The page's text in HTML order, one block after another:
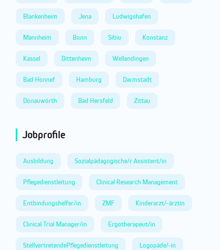
Blankenheim Jena Ludwigshafen
Mannheim Bonn Sibiu Konstanz
Kassel Dittenheim Wellendingen
Bad Honnef Hamburg Darmstadt
Donauwörth Bad Hersfeld Zittau
Jobprofile
Ausbildung Sozialpädagogische/r Assistent/in
Pflegedienstleitung Clinical Research Management
Entbindungshelfer/in ZMF Kinderarzt/-ärztin
Clinical Trial Manager/in Ergotherapeut/in
StellvertretendePflegedienstleitung Logopäde/-in